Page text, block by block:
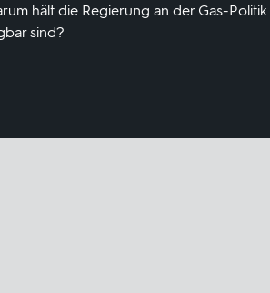
hält die Regierung an der Gas-
sind?